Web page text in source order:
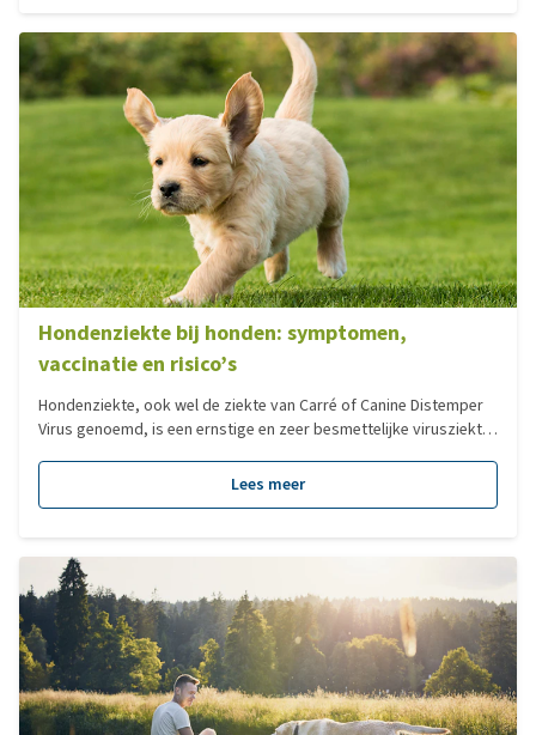
Hondenziekte bij honden: symptomen,
vaccinatie en risico’s
Hondenziekte, ook wel de ziekte van Carré of Canine Distemper
Virus genoemd, is een ernstige en zeer besmettelijke virusziekte.
veel minder vaak voor dan vroeger. Toch duikt het virus soms
nog op, vooral via honden die uit het buitenland afkomstig zijn of
zich bij honden uit en hoe belangrijk vaccinatie blijft.
Lees meer